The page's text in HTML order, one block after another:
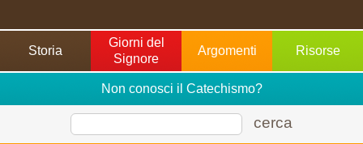
Storia
Giorni del
Signore
Argomenti Risorse
Non conosci il Catechismo?
cerca